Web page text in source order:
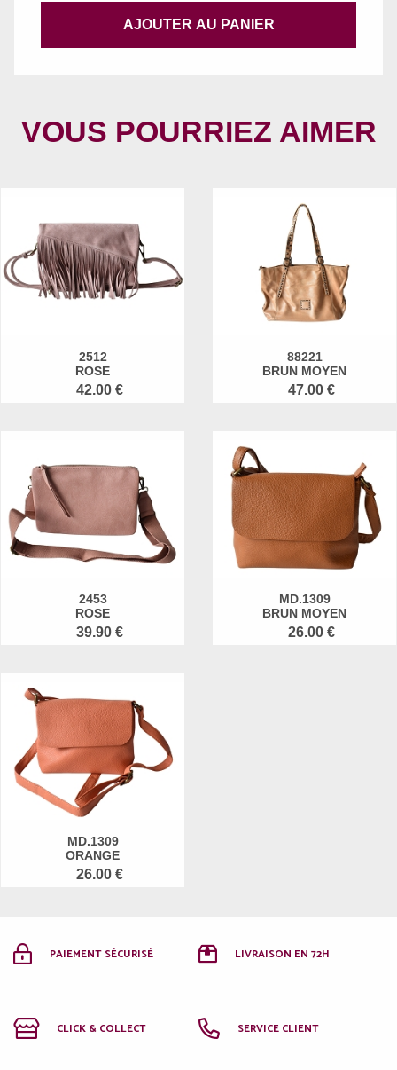
AJOUTER AU PANIER
VOUS POURRIEZ AIMER
2512
ROSE
42.00 €
88221
BRUN MOYEN
47.00 €
2453
ROSE
39.90 €
MD.1309
BRUN MOYEN
26.00 €
MD.1309
ORANGE
26.00 €
PAIEMENT SÉCURISÉ LIVRAISON EN 72H
CLICK & COLLECT SERVICE CLIENT